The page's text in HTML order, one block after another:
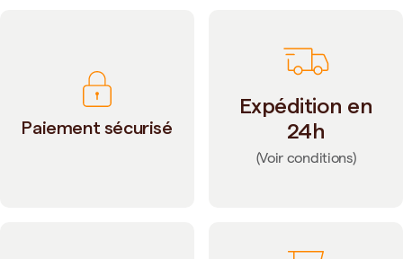
Paiement sécurisé
Expédition en
24h
(Voir conditions)